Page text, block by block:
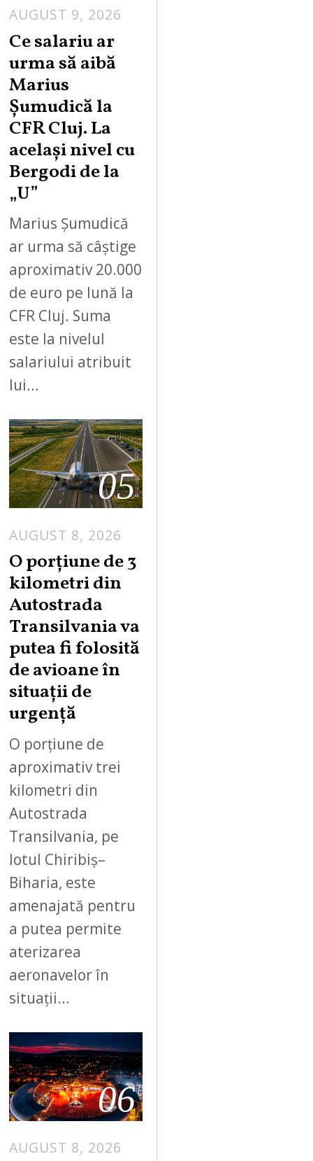
AUGUST 9, 2026
Ce salariu ar
urma să aibă
Marius
Șumudică la
CFR Cluj. La
același nivel cu
Bergodi de la
„U”
Marius Șumudică
ar urma să câștige
aproximativ 20.000
de euro pe lună la
CFR Cluj. Suma
este la nivelul
salariului atribuit
lui…
05
AUGUST 8, 2026
U
G
T
8
O porțiune de 3
kilometri din
Autostrada
Transilvania va
putea fi folosită
de avioane în
situații de
urgență
O porțiune de
aproximativ trei
kilometri din
Autostrada
Transilvania, pe
lotul Chiribiș–
Biharia, este
amenajată pentru
a putea permite
aterizarea
aeronavelor în
situații…
06
AUGUST 8, 2026